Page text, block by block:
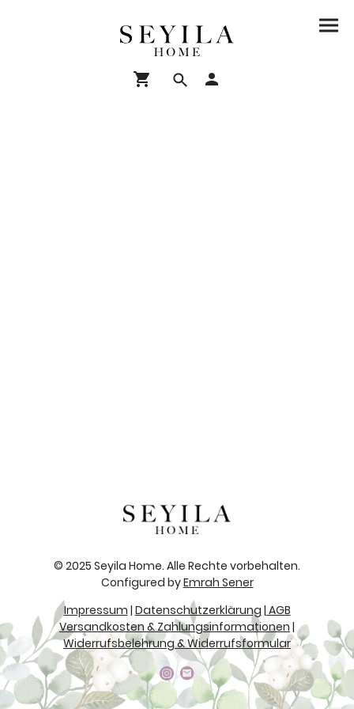
© 2025 Seyila Home. Alle Rechte vorbehalten.
Configured byEmrah Sener
Impressum | Datenschutzerklärung | AGB
Versandkosten & Zahlungsinformationen |
Widerrufsbelehrung & Widerrufsformular